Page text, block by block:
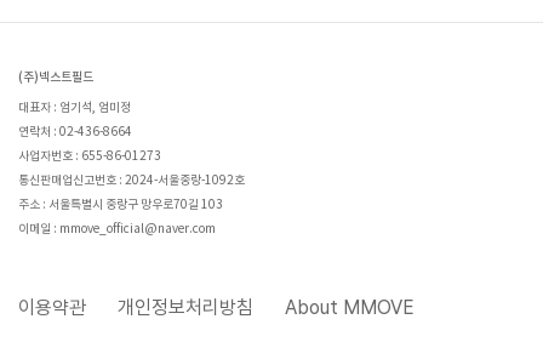
(주)넥스트필드
대표자 : 엄기석, 엄미정
연락처 : 02-436-8664
사업자번호 : 655-86-01273
통신판매업신고번호 : 2024-서울중랑-1092호
주소 : 서울특별시 중랑구 망우로70길 103
이메일 : mmove_official@naver.com
이용약관 개인정보처리방침 About MMOVE